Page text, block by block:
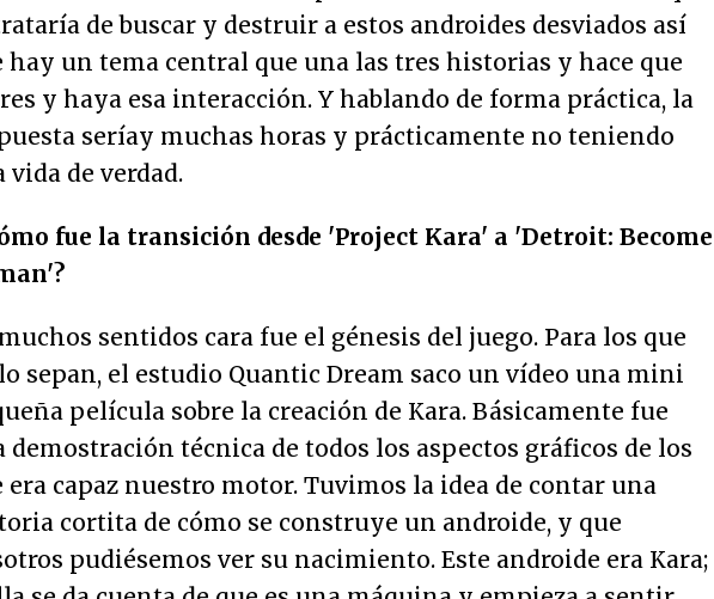
de buscar y destruir a estos androides desviados así
hay un tema central que una las tres historias y hace que
y haya esa interacción. Y hablando de forma práctica, la
seríay muchas horas y prácticamente no teniendo
vida de verdad.
fue la transición desde 'Project Kara' a 'Detroit: Become
sentidos cara fue el génesis del juego. Para los que
sepan, el estudio Quantic Dream saco un vídeo una mini
película sobre la creación de Kara. Básicamente fue
demostración técnica de todos los aspectos gráficos de los
era capaz nuestro motor. Tuvimos la idea de contar una
cortita de cómo se construye un androide, y que
pudiésemos ver su nacimiento. Este androide era Kara;